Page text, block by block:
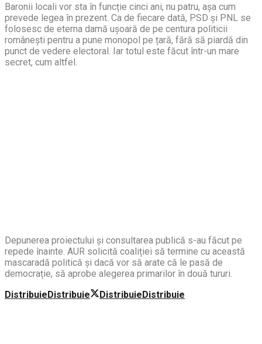
Baronii locali vor sta în funcție cinci ani, nu patru, așa cum
prevede legea în prezent. Ca de fiecare dată, PSD și PNL se
folosesc de eterna damă ușoară de pe centura politicii
românești pentru a pune monopol pe țară, fără să piardă din
punct de vedere electoral. Iar totul este făcut într-un mare
secret, cum altfel.
Depunerea proiectului și consultarea publică s-au făcut pe
repede înainte. AUR solicită coaliției să termine cu această
mascaradă politică și dacă vor să arate că le pasă de
democrație, să aprobe alegerea primarilor în două tururi.
DistribuieDistribuie DistribuieDistribuie